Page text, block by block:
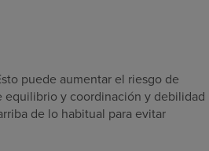
puede aumentar el riesgo de
equilibrio y coordinación y debilidad
de lo habitual para evitar